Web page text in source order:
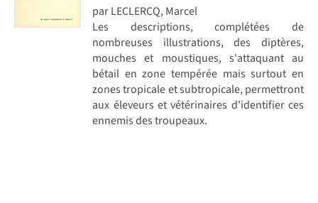
par LECLERCQ, Marcel
Les descriptions, complétées de
nombreuses illustrations, des diptères,
mouches et moustiques, s'attaquant au
bétail en zone tempérée mais surtout en
zones tropicale et subtropicale, permettront
aux éleveurs et vétérinaires d'identifier ces
ennemis des troupeaux.